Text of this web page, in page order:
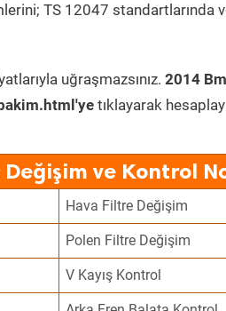
TS 12047 standartlarında
uğraşmazsınız. 2014
tıklayarak
Değişim ve Kontrol
Hava Filtre Değişim
Polen Filtre Değişim
V Kayış Kontrol